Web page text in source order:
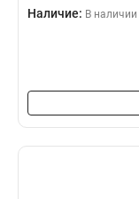
Наличие: В наличии